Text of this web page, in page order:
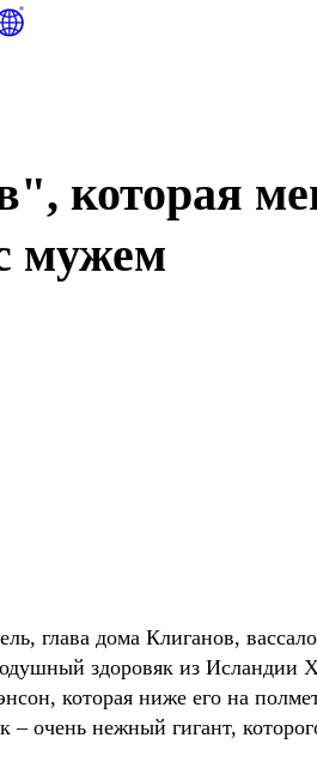
которая
мужем
глава дома Клиганов,
здоровяк из Исландии
которая ниже его на
– очень нежный гигант,